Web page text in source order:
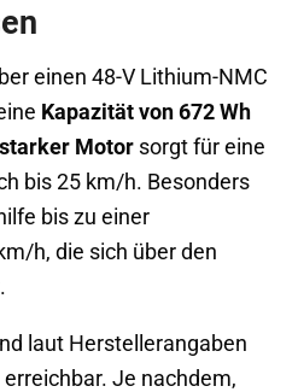
einen 48-V Lithium-NMC
Kapazität von 672 Wh
Motor sorgt für eine
bis 25 km/h. Besonders
bis zu einer
h, die sich über den
laut Herstellerangaben
Je nachdem,